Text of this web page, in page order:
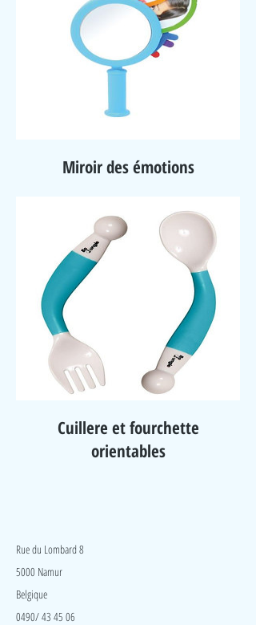
Miroir des émotions
Cuillere et fourchette
orientables
Rue du Lombard 8
5000 Namur
Belgique
0490/ 43 45 06